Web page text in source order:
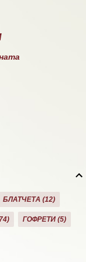
БЛАТЧЕТА 12
ГОФРЕТИ 5